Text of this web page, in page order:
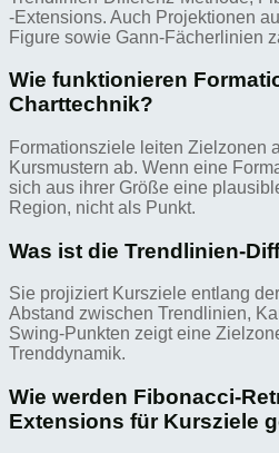
-Extensions. Auch Projektionen
Figure sowie Gann-Fächerlinien
Wie funktionieren
Charttechnik?
Formationsziele leiten Zielzonen
Kursmustern ab. Wenn eine
sich aus ihrer Größe eine
Region, nicht als Punkt.
Was ist die Trendlinien-
Sie projiziert Kursziele entlang
Abstand zwischen Trendlinien,
Swing-Punkten zeigt eine
Trenddynamik.
Wie werden Fibonacci-
Extensions für Kursziele